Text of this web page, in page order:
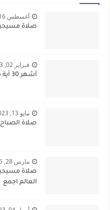
أغسطس 16, 2022
صلاة
فبراير 02, 2023
أشهر 30 آية من الكتاب المقدس التي تريح القلوب
مايو 13, 2023
صلاة الصباح
مارس 28, 2025
صلاة
العالم اجمع